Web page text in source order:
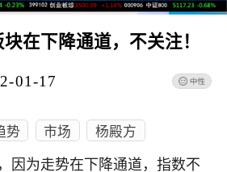
在下降通道，不关注！
01-17
势 市场 杨殿方
因为走势在下降通道，指数不